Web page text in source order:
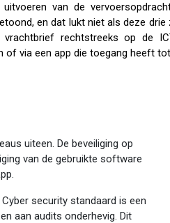
van de
en dat lukt niet als deze
rechtstreeks op de
via een app die toegang heeft
uiteen. De beveiliging op
van de gebruikte software
security standaard is een
aan audits onderhevig. Dit